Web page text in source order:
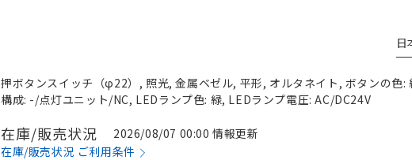
日
押ボタンスイッチ（φ22）, 照光, 金属ベゼル, 平形, オルタネイト, ボタンの色:
構成: -/点灯ユニット/NC, LEDランプ色: 緑, LEDランプ電圧: AC/DC24V
在庫/販売状況
2026/08/07 00:00 情報更新
在庫/販売状況 ご利用条件